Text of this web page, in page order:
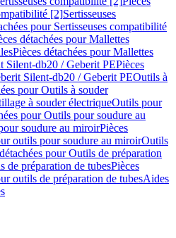
[2]Sertisseuses
pour Sertisseuses compatibilité
détachées pour Mallettes
Pièces détachées pour Mallettes
Silent-db20 / Geberit PEPièces
Silent-db20 / Geberit PEOutils à
pour Outils à souder
à souder électriqueOutils pour
pour Outils pour soudure au
soudure au miroirPièces
outils pour soudure au miroirOutils
pour Outils de préparation
de préparation de tubesPièces
outils de préparation de tubesAides